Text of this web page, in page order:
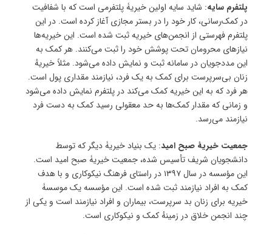
پلتفرم سایه: شاید سایه اولین خیریۀ پلتفرمی است که با شفافیت
در کمک‌رسانی، کار خود را در بستر مجازی آغاز کرده است. در این
پلتفرم فهرستی از انجمن‌های خیریه ثبت شده است. این خیریه‌ها
نیازهای محرومان تحت پوشش خود را ثبت می‌کنند. هر کمک به
این مددجویان در سامانه ثبت و نمایش داده می‌شود. مثلاً خیریهٔ
زنان بی‌سرپرست برای کمک به یک فرد، نیازمند مقداری پول است.
هر فرد که به این خیریه کمک می‌کند در پلتفرم نمایش داده‌ می‌شود
و زمانی که مقدار کمک‌ها به حد معقولی رسید کمک به دست فرد
نیازمند می‌رسد.
جمعیت خیریهٔ صبح امید: یک بنیاد خیریۀ دیگر که توسط
دانشجویان شریف تأسیس ‌شده، جمعیت خیریۀ صبح امید است.
این مؤسسه در سال ۱۳۹۷ در راستای فرهنگ نیکوکاری و با هدف
کمک به افراد نیازمند ثبت شده است. این مؤسسه یک موسسۀ
خیریه برای زنان بد سرپرست، بیماران و افراد نیازمند است و یکی از
چند انجمن خلاق در زمینهٔ کمک و نیکوکاری است.